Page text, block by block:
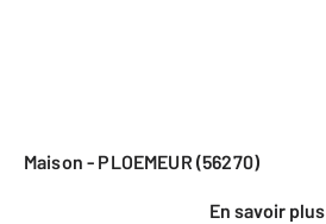
Maison - PLOEMEUR (56270)
En savoir plus